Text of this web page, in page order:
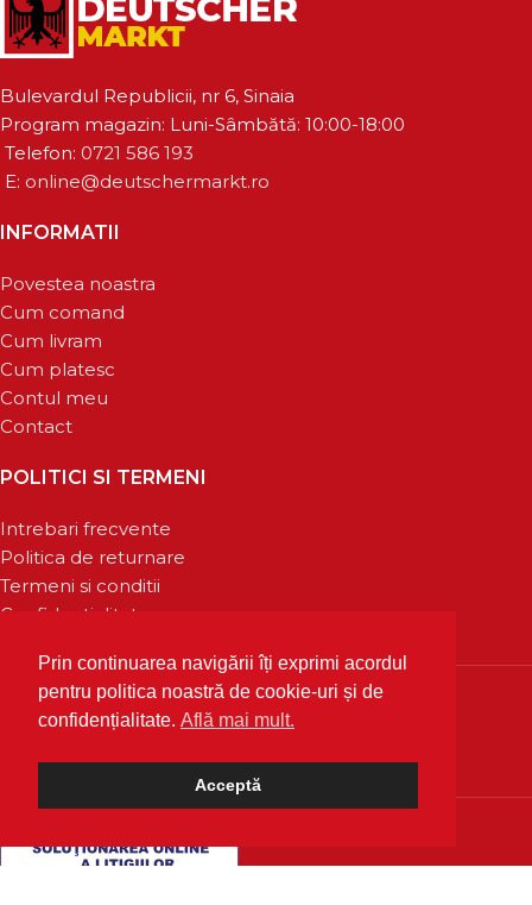
Prin continuarea navigării îți exprimi acordul
pentru politica noastră de cookie-uri și de
confidențialitate. Află mai mult.
Acceptă
Bulevardul Republicii, nr 6, Sinaia
Program magazin: Luni-Sâmbătă: 10:00-18:00
Telefon: 0721 586 193
E: online@deutschermarkt.ro
INFORMATII
Povestea noastra
Cum comand
Cum livram
Cum platesc
Contul meu
Contact
POLITICI SI TERMENI
Intrebari frecvente
Politica de returnare
Termeni si conditii
Confidentialitate